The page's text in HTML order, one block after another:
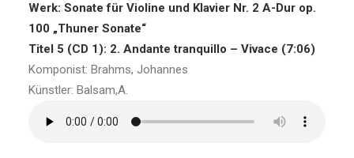
Werk: Sonate für Violine und Klavier Nr. 2 A-Dur op.
100 „Thuner Sonate“
Titel 5 (CD 1): 2. Andante tranquillo – Vivace (7:06)
Komponist: Brahms, Johannes
Künstler: Balsam,A.